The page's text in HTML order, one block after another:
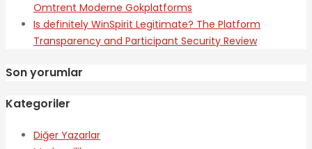
Omtrent Moderne Gokplatforms
Is definitely WinSpirit Legitimate? The Platform
Transparency and Participant Security Review
Son yorumlar
Kategoriler
Diğer Yazarlar